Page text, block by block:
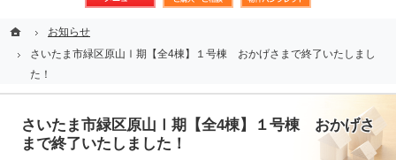
ホームお知らせ
さいたま市緑区原山Ⅰ期【全4棟】１号棟 おかげさまで終了いたしまし
た！
さいたま市緑区原山Ⅰ期【全4棟】１号棟 おかげさ
まで終了いたしました！
ホームお知らせ
さいたま市緑区原山Ⅰ期【全4棟】１号棟 おかげさまで終了いたしまし
た！